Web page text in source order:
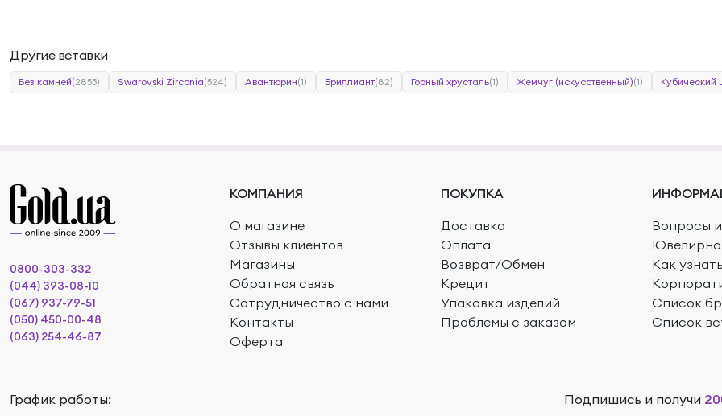
Другие вставки
Без камней(2855) Swarovski Zirconia(524) Авантюрин(1) Бриллиант(82) Горный хрусталь(1) Жемчуг (искусственный)(1) Кубический
КОМПАНИЯ
О магазине
Отзывы клиентов
Магазины
Обратная связь
Сотрудничество с нами
Контакты
Оферта
ПОКУПКА
Доставка
Оплата
Возврат/Обмен
Кредит
Упаковка изделий
Проблемы с заказом
Вопросы
Как
Список
Список
0800-303-332
(044) 393-08-10
(067) 937-79-51
(050) 450-00-48
(063) 254-46-87
График работы: Подпишись и получи